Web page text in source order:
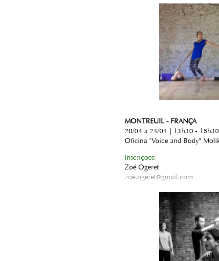
MONTREUIL - FRANÇA
20/04 a 24/04 | 13h30 - 18h30
Oficina "Voice and Body"
Inscrições:
Zoé Ogeret
zoe.ogeret@gmail.com